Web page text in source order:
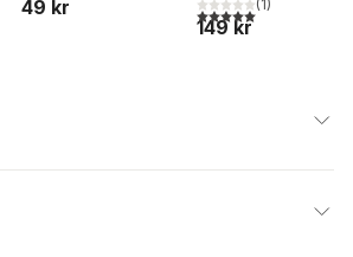
49 kr
5,0utav 5 stjärnor.
(1)
149 kr